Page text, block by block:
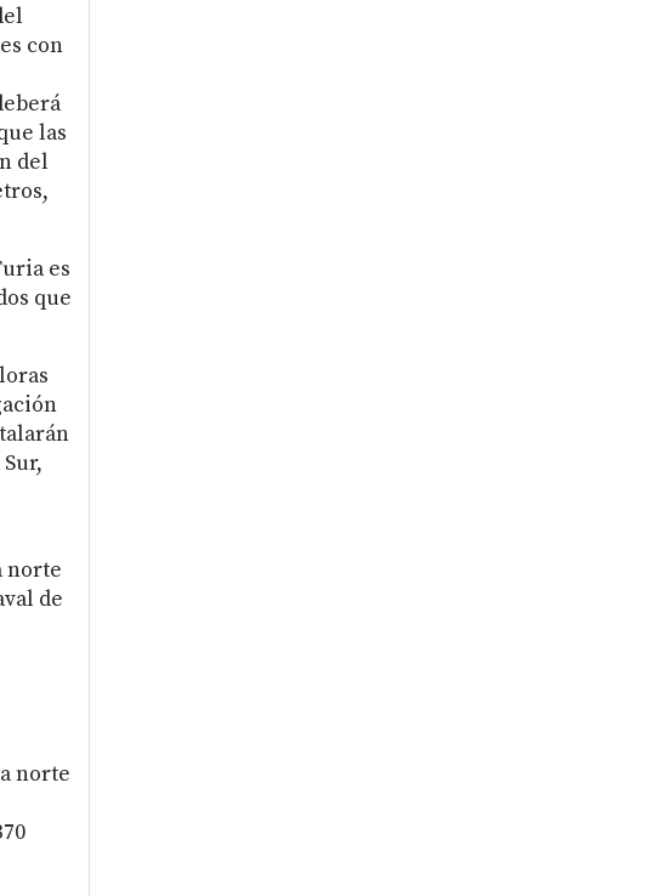
con
las
del
es
que
norte
de
norte